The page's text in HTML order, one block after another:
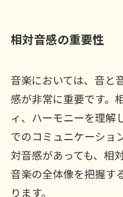
相対音感の重要性
音楽においては、音と
感が非常に重要です。
ィ、ハーモニーを理解
でのコミュニケーショ
対音感があっても、相
音楽の全体像を把握す
ります。